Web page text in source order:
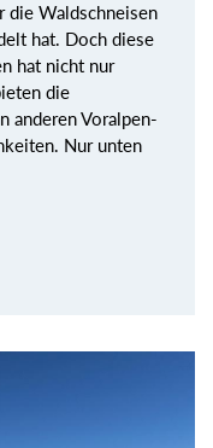
die Waldschneisen
hat. Doch diese
hat nicht nur
die
anderen Voralpen-
Nur unten